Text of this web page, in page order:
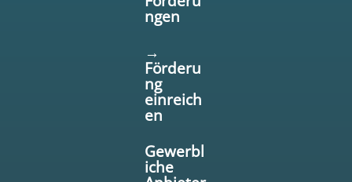
ngen
→
Förderu
ng
einreich
en
Gewerbl
iche